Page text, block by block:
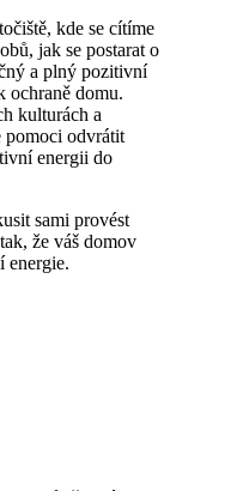
kde se cítíme
jak se postarat o
a plný pozitivní
ochraně domu.
kulturách a
pomoci odvrátit
energii do
sami provést
že váš domov
energie.